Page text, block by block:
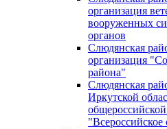
организация
вооруженных
органов
Слюдянская
организация
района"
Слюдянская
Иркутской
"Всероссийское